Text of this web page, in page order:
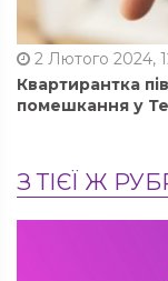
2 Лютого 2024,
Квартирантка
помешкання у
З ТІЄЇ Ж